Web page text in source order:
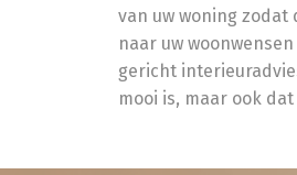
van uw woning
naar uw
gericht
mooi is, maar ook